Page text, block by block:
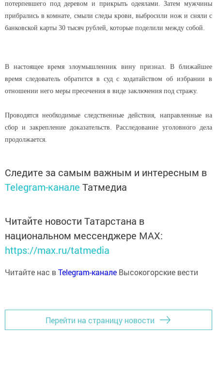
потерпевшего под деревом и прикрыть одеялами. Затем мужчины
прибрались в комнате, смыли следы крови, выбросили нож и сняли с
банковской карты 30 тысяч рублей, которые поделили между собой.
В настоящее время злоумышленник вину признал. В ближайшее
время следователь обратится в суд с ходатайством об избрании в
отношении него меры пресечения в виде заключения под стражу.
Проводятся необходимые следственные действия, направленные на
сбор и закрепление доказательств. Расследование уголовного дела
продолжается.
Следите за самым важным и интересным в
Telegram-канале Татмедиа
Читайте новости Татарстана в
национальном мессенджере MАХ:
https://max.ru/tatmedia
Читайте нас вTelegram-канале Высокогорские вести
Перейти на страницу новости